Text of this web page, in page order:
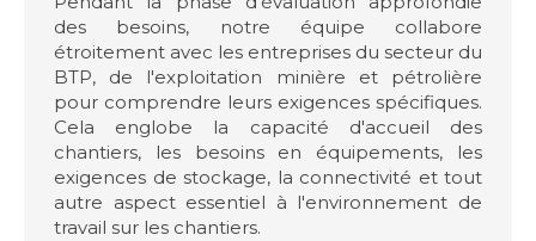
des besoins, notre équipe collabore
étroitement avec les entreprises du secteur du
BTP, de l'exploitation minière et pétrolière
pour comprendre leurs exigences spécifiques.
Cela englobe la capacité d'accueil des
chantiers, les besoins en équipements, les
exigences de stockage, la connectivité et tout
autre aspect essentiel à l'environnement de
travail sur les chantiers.